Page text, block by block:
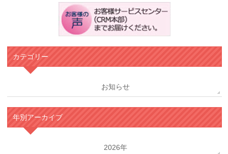
カテゴリー
お知らせ
年別アーカイブ
2026年